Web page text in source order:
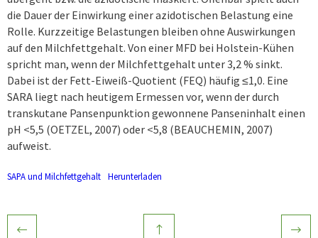
die Dauer der Einwirkung einer azidotischen Belastung eine
Rolle. Kurzzeitige Belastungen bleiben ohne Auswirkungen
auf den Milchfettgehalt. Von einer MFD bei Holstein-Kühen
spricht man, wenn der Milchfettgehalt unter 3,2 % sinkt.
Dabei ist der Fett-Eiweiß-Quotient (FEQ) häufig ≤1,0. Eine
SARA liegt nach heutigem Ermessen vor, wenn der durch
transkutane Pansenpunktion gewonnene Panseninhalt einen
pH <5,5 (OETZEL, 2007) oder <5,8 (BEAUCHEMIN, 2007)
aufweist.
SAPA und Milchfettgehalt Herunterladen